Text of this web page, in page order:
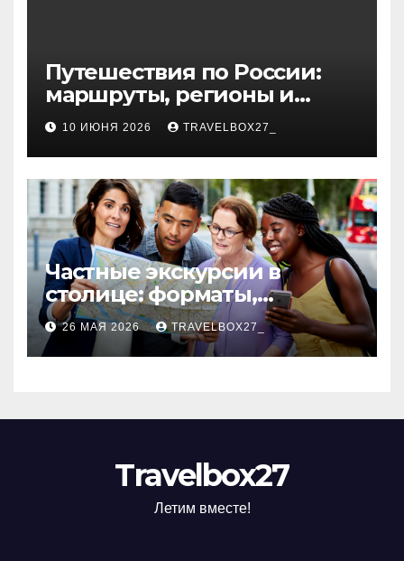
Путешествия по России:
маршруты, регионы и
особенности поездок
10 ИЮНЯ 2026 TRAVELBOX27_
Частные экскурсии в
столице: форматы,
маршруты и особенности
организации
26 МАЯ 2026 TRAVELBOX27_
Travelbox27
Летим вместе!